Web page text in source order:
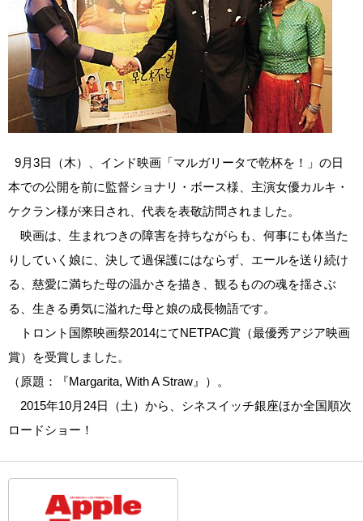
9月3日（木）、インド映画「マルガリータで乾杯を！」の日
本での公開を前に監督ショナリ・ボース様、主演女優カルキ・
ケクラン様が来日され、代表を表敬訪問されました。
映画は、生まれつきの障害を持ちながらも、何事にも体当た
りしていく娘に、決して過保護にはならず、エールを送り続け
る、慈愛に満ちた母の温かさを描き、観るものの魂を揺さぶ
る、生きる勇気に溢れた母と娘の成長物語です。
トロント国際映画祭2014にてNETPAC賞（最優秀アジア映画
賞）を受賞しました。
（原題：『Margarita, With A Straw』）。
2015年10月24日（土）から、シネスイッチ銀座ほか全国順次
ロードショー！